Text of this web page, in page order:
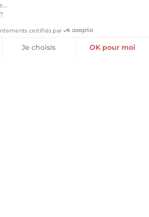
certifiés par
Je choisis OK pour moi